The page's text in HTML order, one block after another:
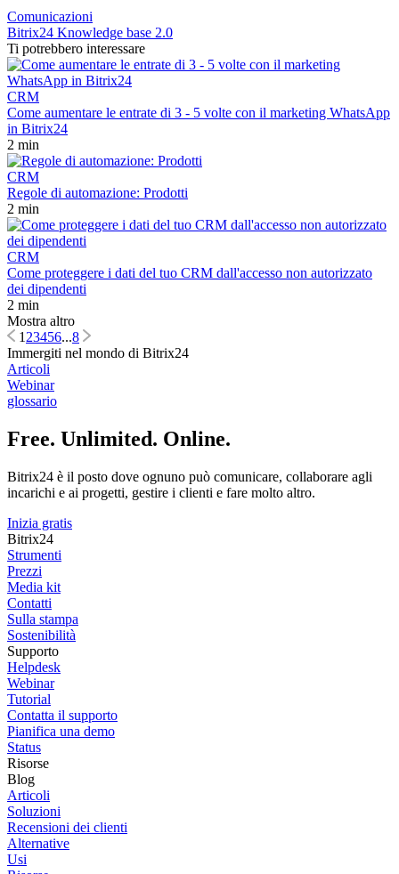
Comunicazioni
Bitrix24 Knowledge base 2.0
Ti potrebbero interessare
CRM
Come aumentare le entrate di 3 - 5 volte con il marketing WhatsApp
in Bitrix24
2 min
CRM
Regole di automazione: Prodotti
2 min
CRM
Come proteggere i dati del tuo CRM dall'accesso non autorizzato
dei dipendenti
2 min
Mostra altro
123456...8
Immergiti nel mondo di Bitrix24
Articoli
Webinar
glossario
Free. Unlimited. Online.
Bitrix24 è il posto dove ognuno può comunicare, collaborare agli
incarichi e ai progetti, gestire i clienti e fare molto altro.
Inizia gratis
Bitrix24
Strumenti
Prezzi
Media kit
Contatti
Sulla stampa
Sostenibilità
Supporto
Helpdesk
Webinar
Tutorial
Contatta il supporto
Pianifica una demo
Status
Risorse
Blog
Articoli
Soluzioni
Recensioni dei clienti
Alternative
Usi